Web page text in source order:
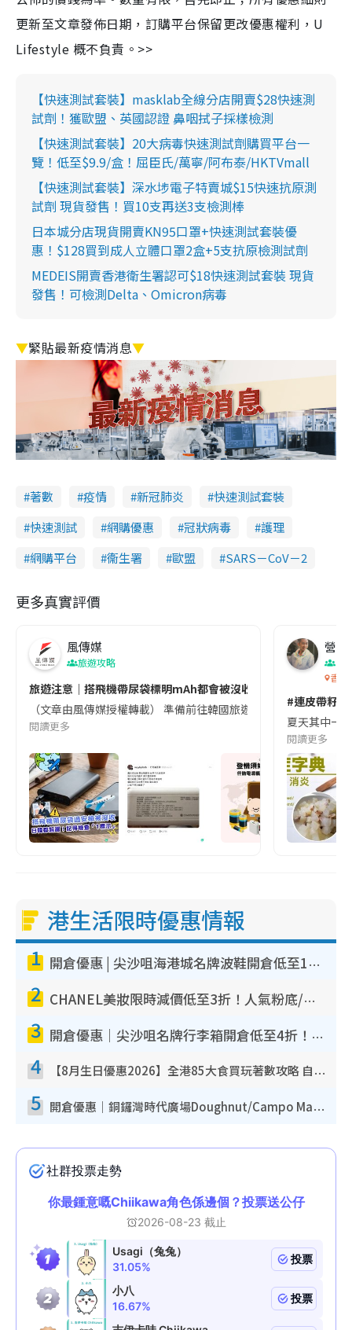
更新至文章發佈日期，訂購平台保留更改優惠權利，U
Lifestyle 概不負責。>>
【快速測試套裝】masklab全線分店開賣$28快速測
試劑！獲歐盟、英國認證 鼻咽拭子採樣檢測
【快速測試套裝】20大病毒快速測試劑購買平台一
覽！低至$9.9/盒！屈臣氏/萬寧/阿布泰/HKTVmall
【快速測試套裝】深水埗電子特賣城$15快速抗原測
試劑 現貨發售！買10支再送3支檢測棒
日本城分店現貨開賣KN95口罩+快速測試套裝優
惠！$128買到成人立體口罩2盒+5支抗原檢測試劑
MEDEIS開賣香港衛生署認可$18快速測試套裝 現貨
發售！可檢測Delta、Omicron病毒
▼緊貼最新疫情消息▼
著數 疫情 新冠肺炎
快速測試套裝
快速測試
網購優惠 冠狀病毒
護理
網購平台
衞生署 歐盟 SARS－CoV－2
更多真實評價
風傳媒
旅遊攻略
旅遊注意｜搭飛機帶尿袋標明mAh都會被沒收😱出發前切記檢查
（文章由風傳媒授權轉載） 準備前往韓國旅遊的民眾，近期要
閱讀更多
營養
香港
#連皮帶籽
夏天其中一
閱讀更多
港生活限時優惠情報
1 開倉優惠 | 尖沙咀海港城名牌波鞋開倉低至1折！On鞋$899起／Joy&Peace鞋履$98起
2 CHANEL美妝限時減價低至3折！人氣粉底/唇膏/精華液低至$275！COCO香水都有平
3 開倉優惠｜尖沙咀名牌行李箱開倉低至4折！一連5日 American Tourister/ace./Hallmark $200起！
4 【8月生日優惠2026】全港85大食買玩著數攻略 自助餐/火鍋放題同行免費＋誠品/DONKI送現金券
5 開倉優惠｜銅鑼灣時代廣場Doughnut/Campo Marzio開倉低至1折！背囊、書包、手袋劈價$200起